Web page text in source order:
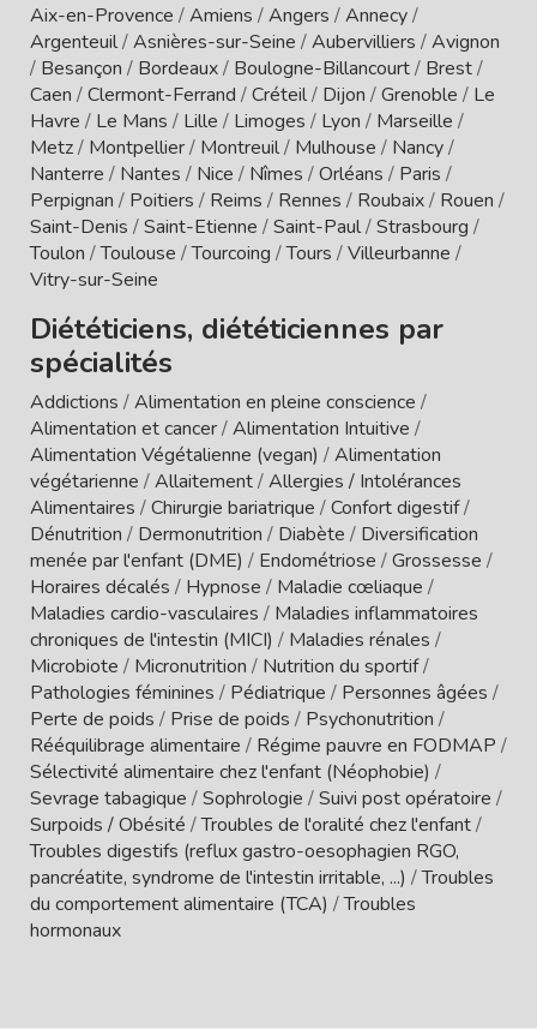
Aix-en-Provence /Amiens /Angers /Annecy/
Argenteuil/Asnières-sur-Seine /Aubervilliers /Avignon
/ Besançon / Bordeaux/ Boulogne-Billancourt/ Brest/
Caen /Clermont-Ferrand /Créteil/ Dijon /Grenoble / Le
Havre / Le Mans / Lille / Limoges / Lyon / Marseille /
Metz/ Montpellier/ Montreuil/ Mulhouse / Nancy/
Nanterre / Nantes / Nice / Nîmes /Orléans / Paris /
Perpignan / Poitiers / Reims / Rennes / Roubaix/ Rouen /
Saint-Denis /Saint-Etienne /Saint-Paul/Strasbourg /
Toulon /Toulouse /Tourcoing /Tours /Villeurbanne /
Vitry-sur-Seine
Diététiciens, diététiciennes par
spécialités
Addictions /Alimentation en pleine conscience /
Alimentation et cancer/Alimentation Intuitive /
Alimentation Végétalienne (vegan) /Alimentation
végétarienne /Allaitement/Allergies / Intolérances
Alimentaires /Chirurgie bariatrique /Confort digestif/
Dénutrition / Dermonutrition / Diabète / Diversification
menée par l'enfant (DME) / Endométriose /Grossesse /
Horaires décalés / Hypnose / Maladie cœliaque /
Maladies cardio-vasculaires / Maladies inflammatoires
chroniques de l'intestin (MICI) / Maladies rénales /
Microbiote / Micronutrition / Nutrition du sportif/
Pathologies féminines / Pédiatrique / Personnes âgées /
Perte de poids / Prise de poids / Psychonutrition /
Rééquilibrage alimentaire / Régime pauvre en FODMAP /
Sélectivité alimentaire chez l'enfant (Néophobie) /
Sevrage tabagique /Sophrologie /Suivi post opératoire /
Surpoids / Obésité /Troubles de l'oralité chez l'enfant/
Troubles digestifs (reflux gastro-oesophagien RGO,
pancréatite, syndrome de l'intestin irritable, ...) /Troubles
du comportement alimentaire (TCA) /Troubles
hormonaux